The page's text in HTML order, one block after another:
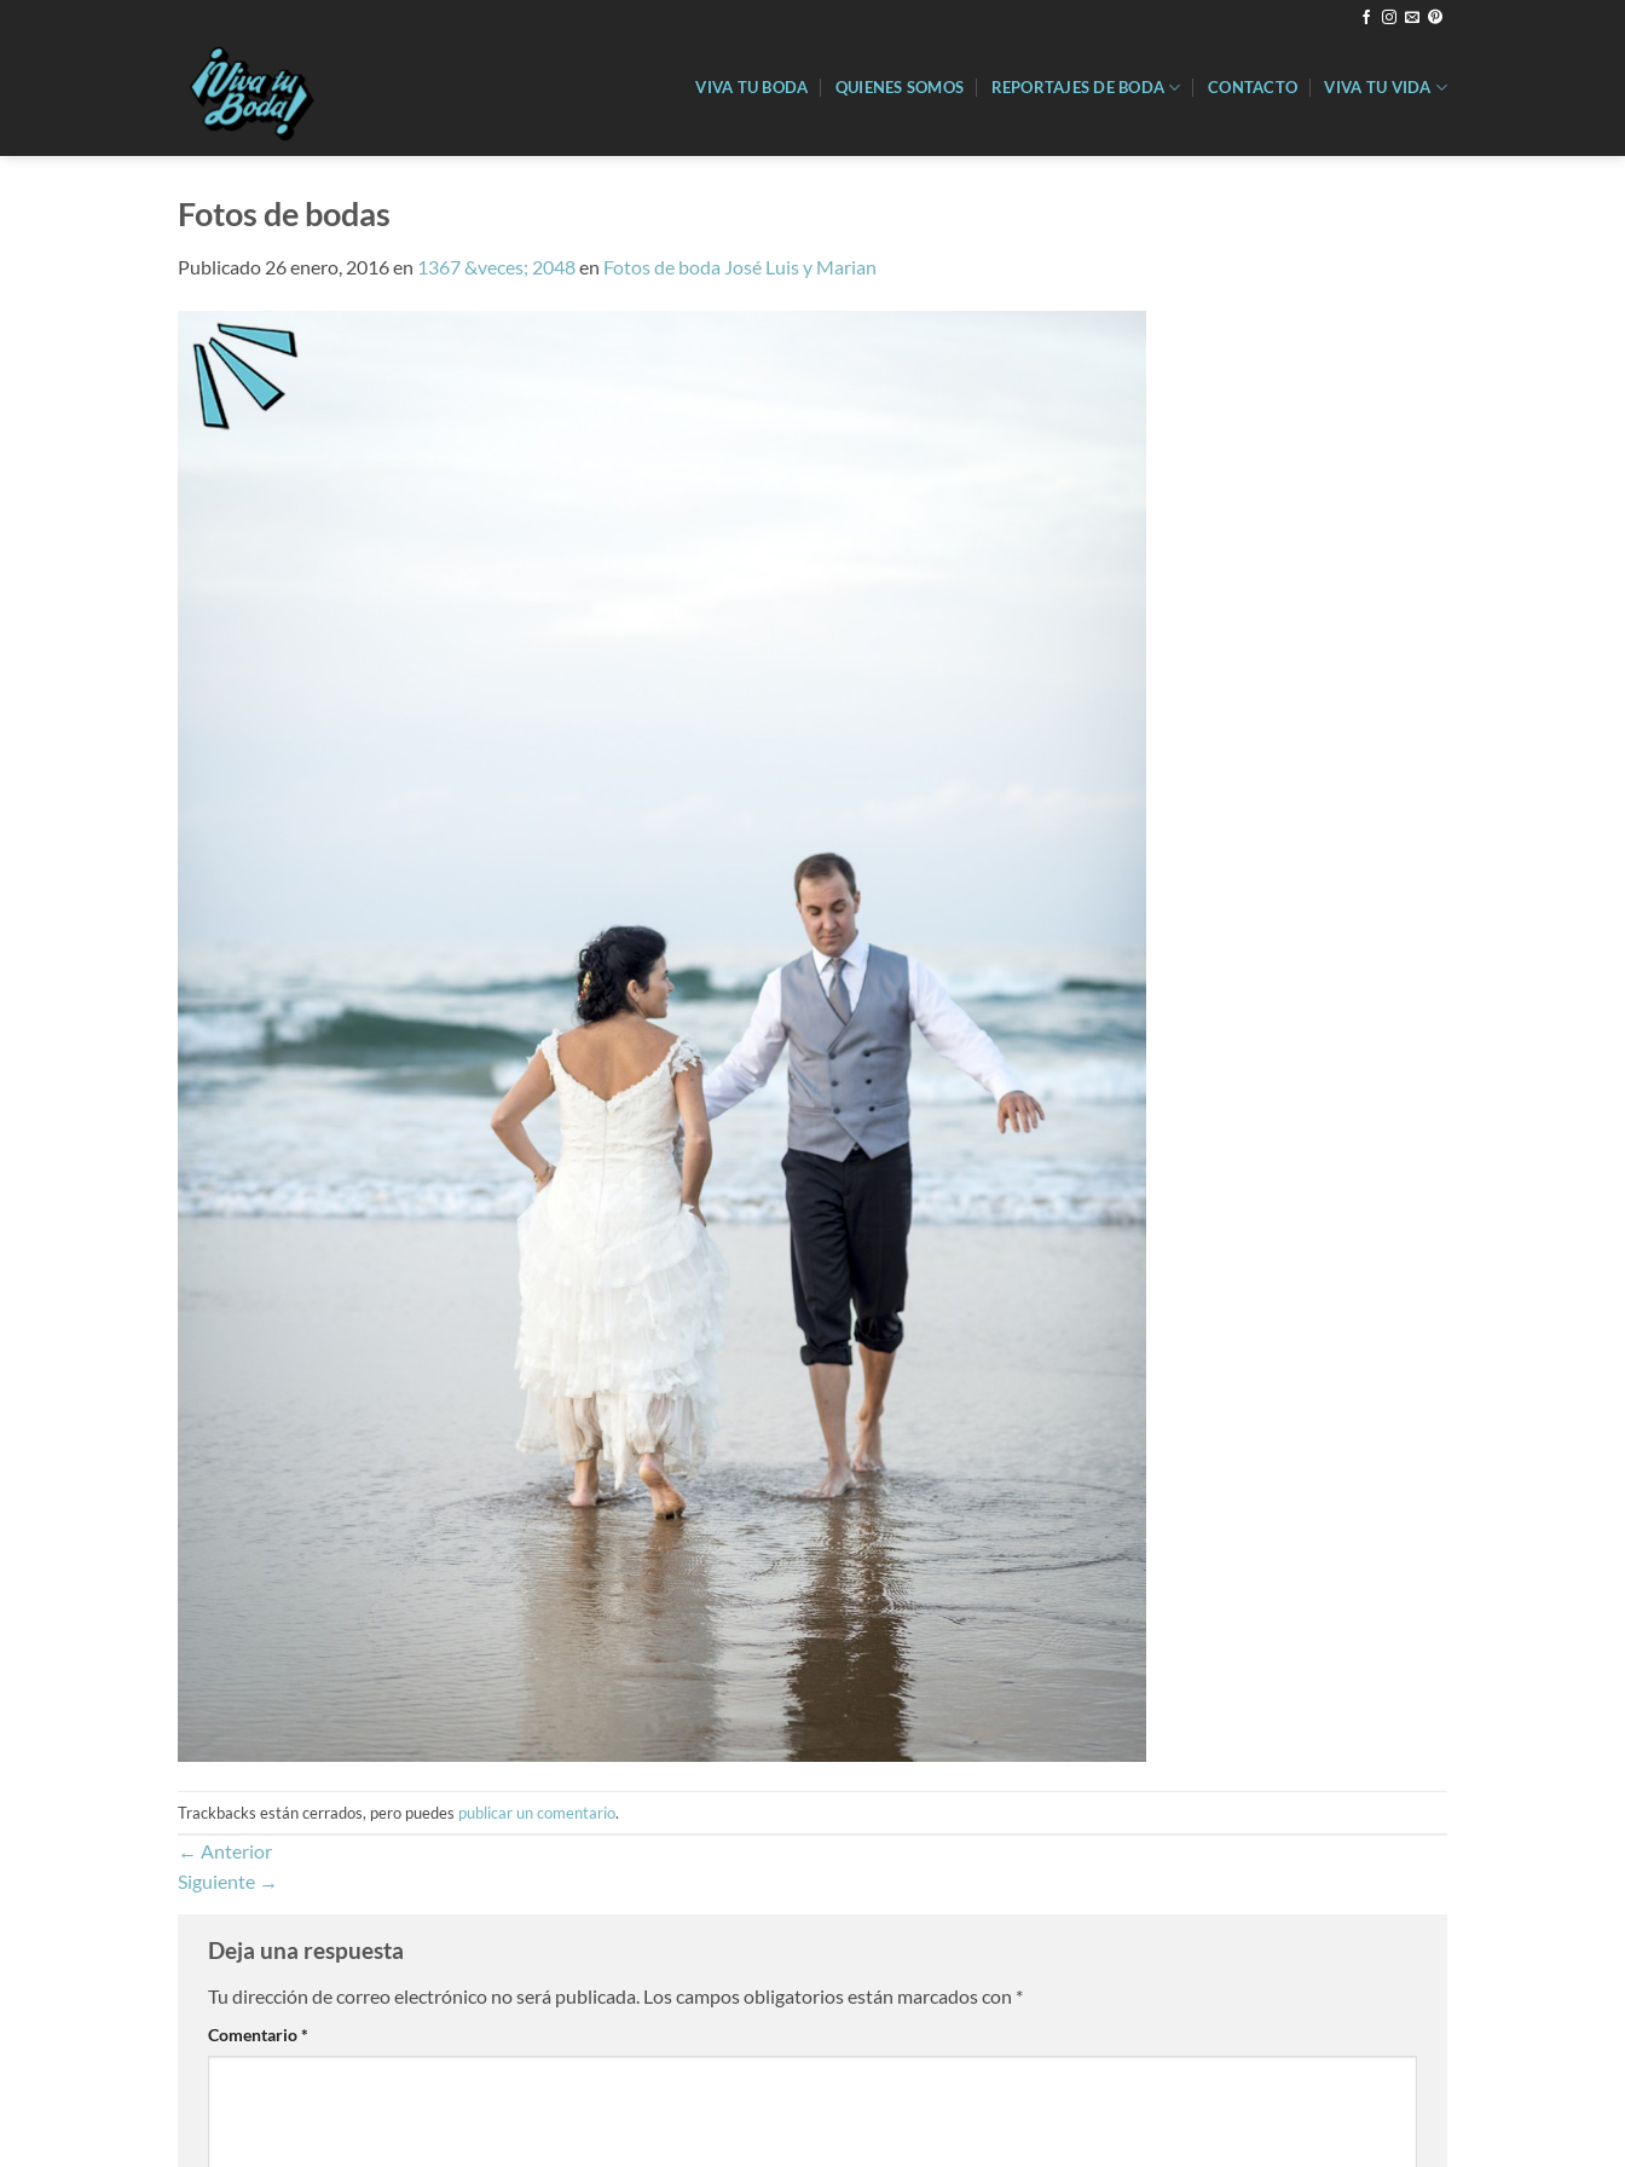
VIVA TU BODA QUIENES SOMOS REPORTAJES DE BODA CONTACTO VIVA TU VIDA
Fotos de bodas
Publicado 26 enero, 2016en 1367 &veces; 2048en Fotos de boda José Luis y Marian
Trackbacks están cerrados, pero puedes publicar un comentario.
← Anterior
Siguiente →
Deja una respuesta
Tu dirección de correo electrónico no será publicada. Los campos obligatorios están marcados con *
Comentario*